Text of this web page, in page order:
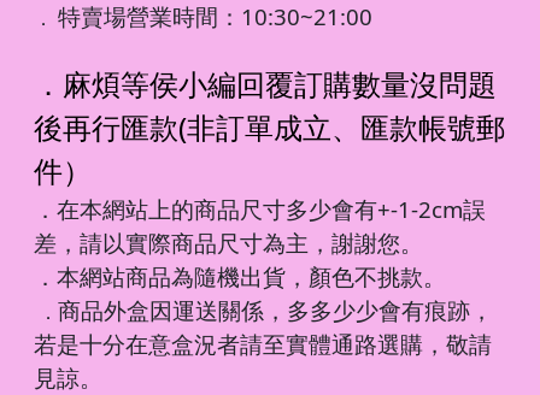
． 特賣場營業時間：10:30~21:00
．麻煩等侯小編回覆訂購數量沒問題
後再行匯款(非訂單成立、匯款帳號郵
件）
．在本網站上的商品尺寸多少會有+-1-2cm誤
差，請以實際商品尺寸為主，謝謝您。
．本網站商品為隨機出貨，顏色不挑款。
． 商品外盒因運送關係，多多少少會有痕跡，
若是十分在意盒況者請至實體通路選購，敬請
見諒。